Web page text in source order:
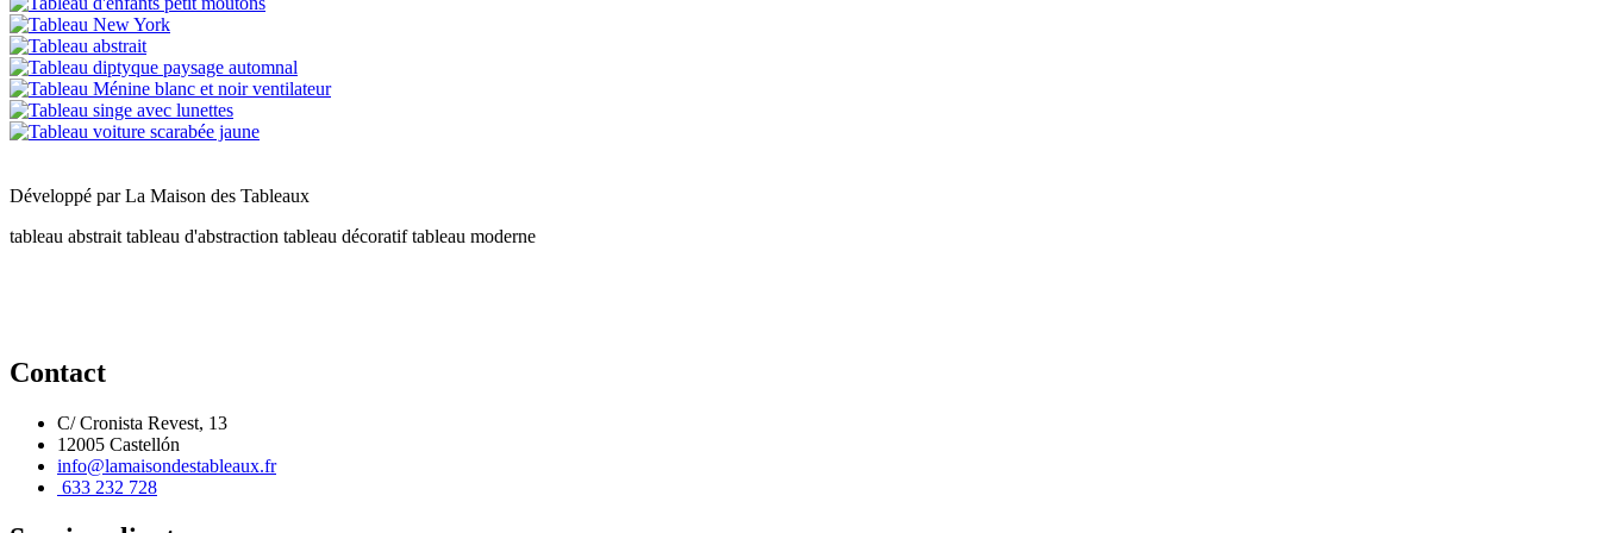
Développé parLa Maison des Tableaux
tableau abstrait tableau d'abstraction tableau décoratif tableau moderne
Contact
C/ Cronista Revest, 13
12005 Castellón
info@lamaisondestableaux.fr
633 232 728